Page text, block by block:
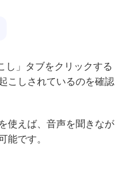
し」タブをクリックする
こしされているのを確認
使えば、音声を聞きなが
能です。